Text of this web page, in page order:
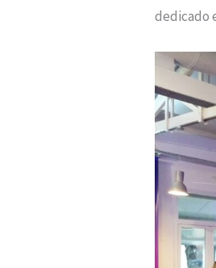
dedicado